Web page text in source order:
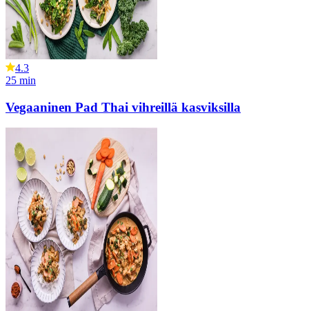
4.3
25 min
Vegaaninen Pad Thai vihreillä kasviksilla